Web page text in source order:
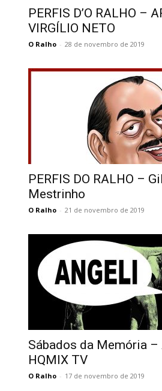
PERFIS D’O RALHO –
VIRGÍLIO NETO
O Ralho - 28 de novembro de 2019
PERFIS DO RALHO –
Mestrinho
O Ralho - 21 de novembro de 2019
Sábados da Memória –
HQMIX TV
O Ralho - 17 de novembro de 2019